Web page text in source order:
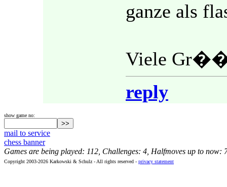
ganze als
Viele
reply
show game no:
mail to service
chess banner
Games are being played: 112, Challenges: 4, Halfmoves up to now:
Copyright 2003-2026 Karkowski & Schulz - All rights reserved - privacy statement